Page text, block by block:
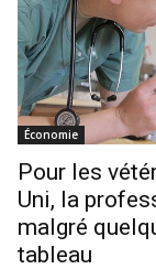
Économie
Pour les
Uni, la
malgré
tableau